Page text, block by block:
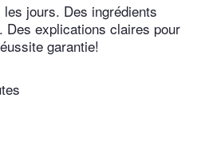
jours. Des ingrédients
Des explications claires pour
garantie!